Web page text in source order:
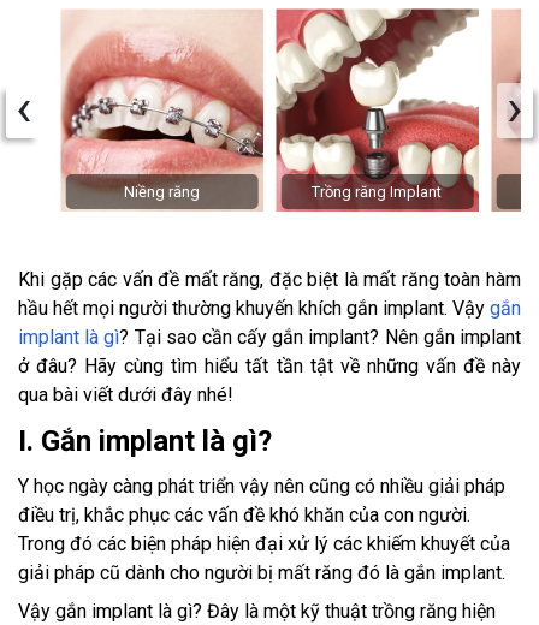
Niềng răng Trồng răng Implant
‹ ›
Khi gặp các vấn đề mất răng, đặc biệt là mất răng toàn hàm
hầu hết mọi người thường khuyến khích gắn implant. Vậy gắn
implant là gì? Tại sao cần cấy gắn implant? Nên gắn implant
ở đâu? Hãy cùng tìm hiểu tất tần tật về những vấn đề này
qua bài viết dưới đây nhé!
I. Gắn implant là gì?
Y học ngày càng phát triển vậy nên cũng có nhiều giải pháp
điều trị, khắc phục các vấn đề khó khăn của con người.
Trong đó các biện pháp hiện đại xử lý các khiếm khuyết của
giải pháp cũ dành cho người bị mất răng đó là gắn implant.
Vậy gắn implant là gì? Đây là một kỹ thuật trồng răng hiện